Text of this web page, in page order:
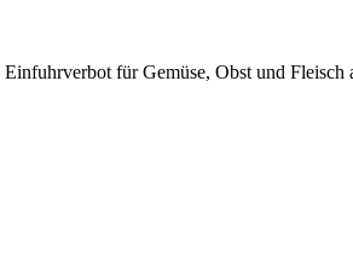
für Gemüse, Obst und